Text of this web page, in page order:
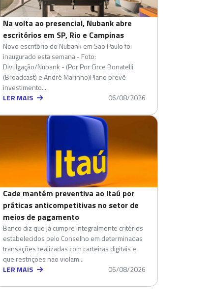
Na volta ao presencial, Nubank abre
escritórios em SP, Rio e Campinas
Novo escritório do Nubank em São Paulo foi
inaugurado esta semana - Foto:
Divulgação/Nubank - (Por Por Circe Bonatelli
(Broadcast) e André Marinho)Plano prevê
investimento...
LER MAIS
06/08/2026
Cade mantém preventiva ao Itaú por
práticas anticompetitivas no setor de
meios de pagamento
Banco diz que já cumpre integralmente critérios
estabelecidos pelo Conselho em determinadas
transações realizadas com carteiras digitais e
que restrições não violam...
LER MAIS
06/08/2026